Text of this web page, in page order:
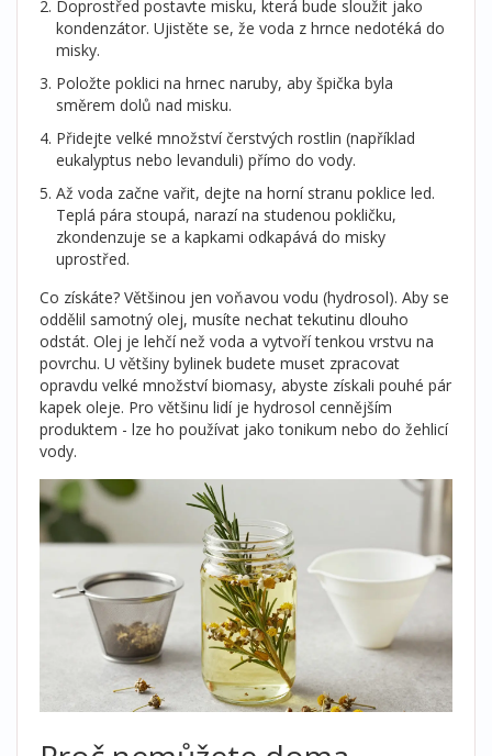
Doprostřed postavte misku, která bude sloužit jako
kondenzátor. Ujistěte se, že voda z hrnce nedotéká do
misky.
Položte poklici na hrnec naruby, aby špička byla
směrem dolů nad misku.
Přidejte velké množství čerstvých rostlin (například
eukalyptus nebo levanduli) přímo do vody.
Až voda začne vařit, dejte na horní stranu poklice led.
Teplá pára stoupá, narazí na studenou pokličku,
zkondenzuje se a kapkami odkapává do misky
uprostřed.
Co získáte? Většinou jen voňavou vodu (hydrosol). Aby se
oddělil samotný olej, musíte nechat tekutinu dlouho
odstát. Olej je lehčí než voda a vytvoří tenkou vrstvu na
povrchu. U většiny bylinek budete muset zpracovat
opravdu velké množství biomasy, abyste získali pouhé pár
kapek oleje. Pro většinu lidí je hydrosol cennějším
produktem - lze ho používat jako tonikum nebo do žehlicí
vody.